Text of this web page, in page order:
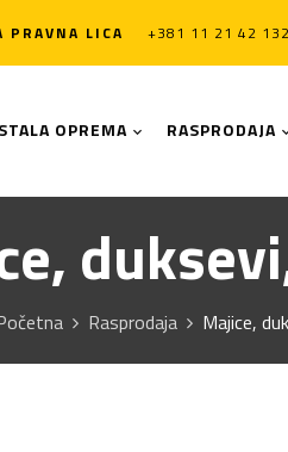
PRAVNA LICA +381 11 21 42
OPREMA RASPRODAJA
Rasprodaja Majice,